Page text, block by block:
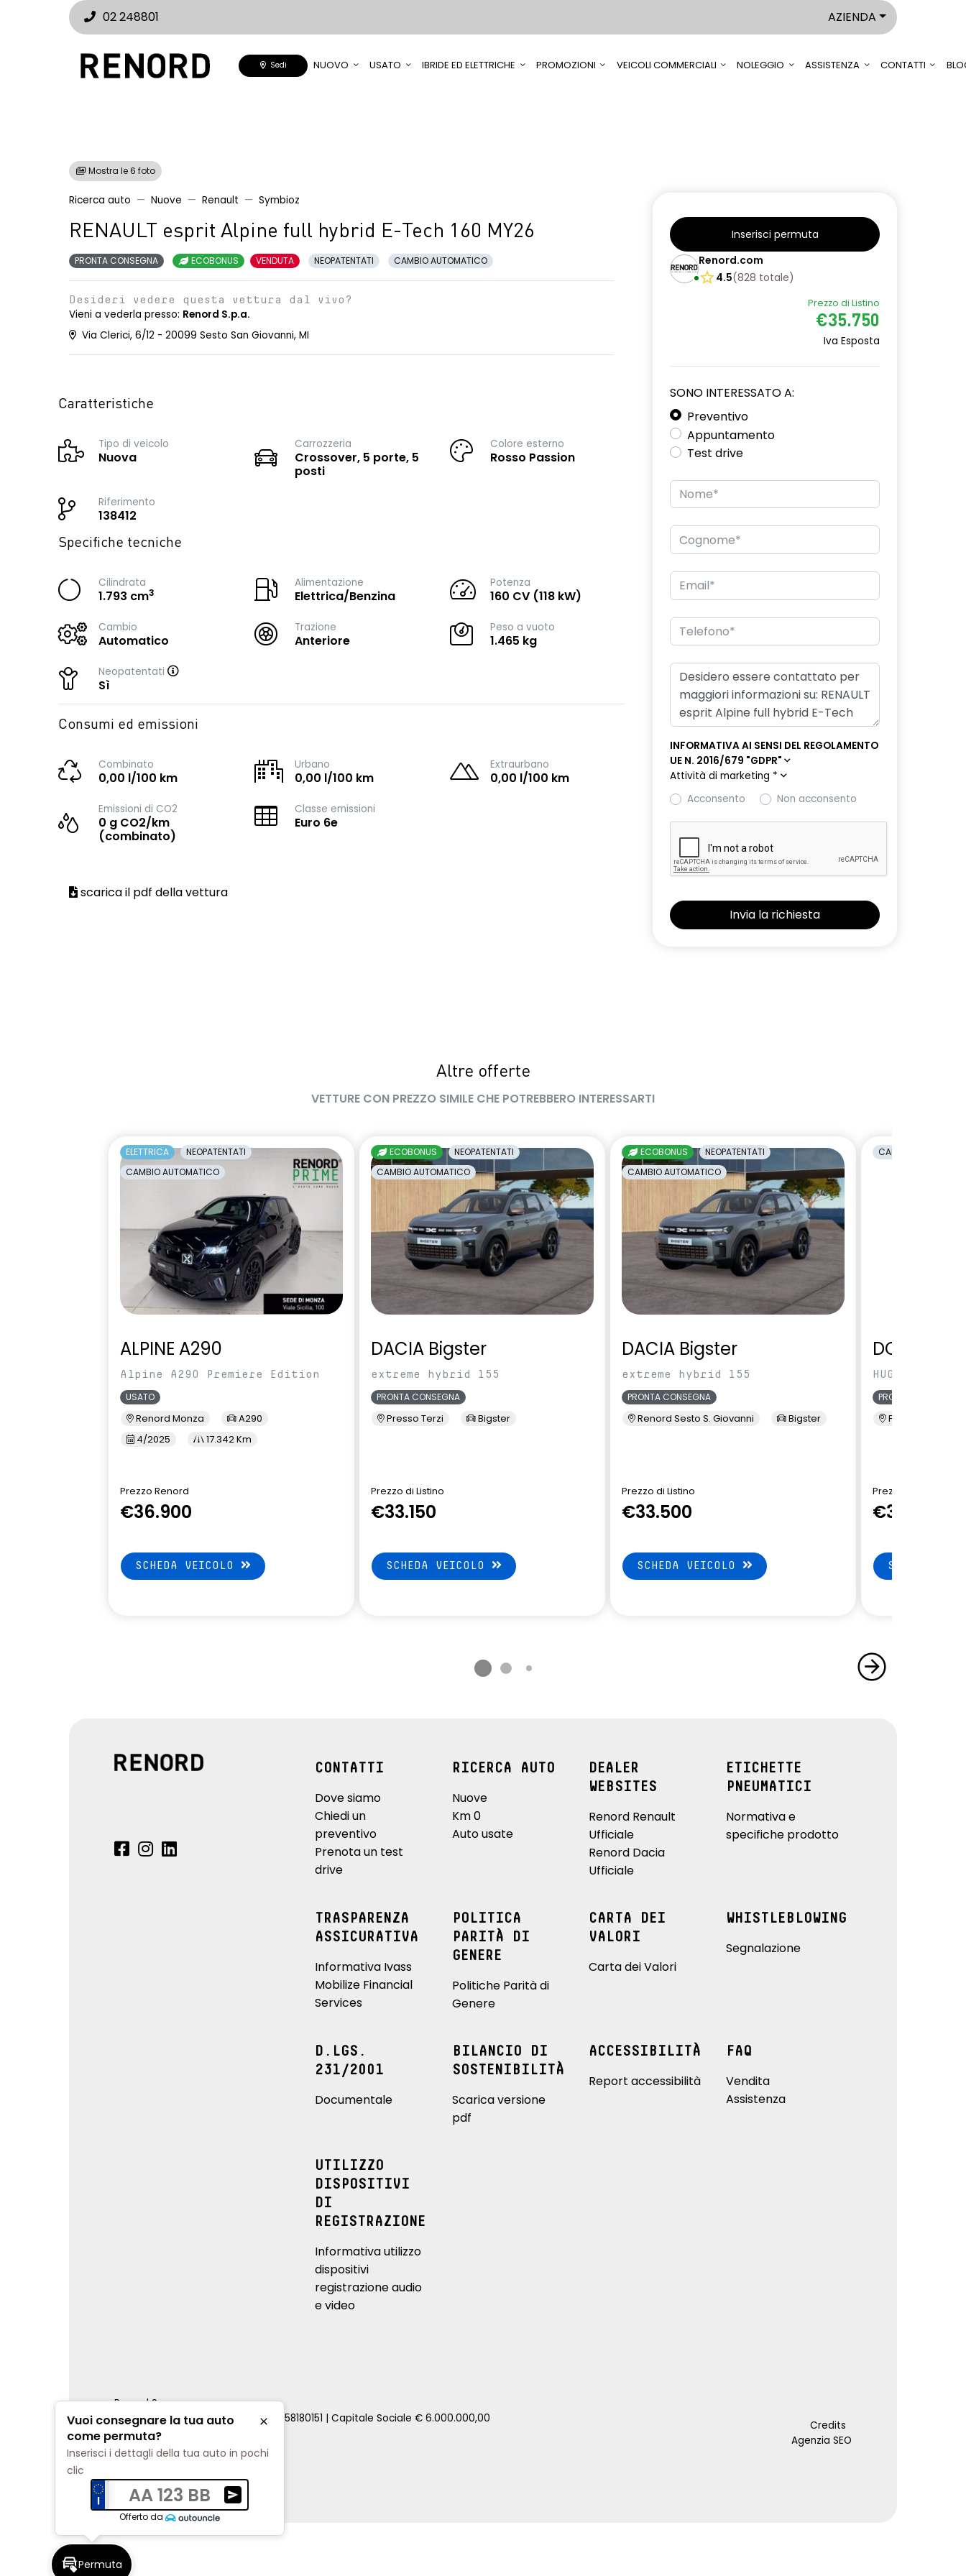
02 248801 AZIENDA
Sedi NUOVO USATO IBRIDE ED ELETTRICHE PROMOZIONI VEICOLI COMMERCIALI NOLEGGIO ASSISTENZA CONTATTI
Mostra le 6 foto
Ricerca auto Nuove Renault Symbioz
RENAULT esprit Alpine full hybrid E-Tech 160 MY26
PRONTA CONSEGNA ECOBONUS VENDUTA NEOPATENTATI CAMBIO AUTOMATICO
Desideri vedere questa vettura dal vivo?
Vieni a vederla presso: Renord S.p.a.
Via Clerici, 6/12 - 20099 Sesto San Giovanni, MI
Caratteristiche
Tipo di veicolo
Nuova
Carrozzeria
Crossover, 5 porte, 5
posti
Colore esterno
Rosso Passion
Riferimento
138412
Specifiche tecniche
Cilindrata
1.793 cm3
Alimentazione
Elettrica/Benzina
Potenza
160 CV (118 kW)
Cambio
Automatico
Trazione
Anteriore
Peso a vuoto
1.465 kg
Neopatentati
Sì
Consumi ed emissioni
Combinato
0,00 l/100 km
Urbano
0,00 l/100 km
Extraurbano
0,00 l/100 km
Emissioni di CO2
0 g CO2/km
(combinato)
Classe emissioni
Euro 6e
scarica il pdf della vettura
Inserisci permuta
Renord.com
4.5(828 totale)
Prezzo di Listino
€35.750
Iva Esposta
SONO INTERESSATO A:
Preventivo
Appuntamento
Test drive
INFORMATIVA AI SENSI DEL REGOLAMENTO
UE N. 2016/679 "GDPR"
Attività di marketing *
Acconsento
Non acconsento
Altre offerte
VETTURE CON PREZZO SIMILE CHE POTREBBERO INTERESSARTI
ELETTRICA
NEOPATENTATI
CAMBIO AUTOMATICO
ALPINE A290
Alpine A290 Premiere Edition
USATO
Renord Monza
A290
4/2025
17.342 Km
Prezzo Renord
€36.900
SCHEDA VEICOLO
ECOBONUS
NEOPATENTATI
CAMBIO AUTOMATICO
DACIA Bigster
extreme hybrid 155
PRONTA CONSEGNA
Presso Terzi Bigster
Prezzo di Listino
€33.150
SCHEDA VEICOLO
ECOBONUS
NEOPATENTATI
CAMBIO AUTOMATICO
DACIA Bigster
extreme hybrid 155
PRONTA CONSEGNA
Renord Sesto S. Giovanni Bigster
Prezzo di Listino
€33.500
SCHEDA VEICOLO
CAMBIO
HUGE HD120
PRONTA CONSEGNA
Presso Terzi
Prezzo di Listino
€35.649
SCHEDA
CONTATTI
Dove siamo
Chiedi un
preventivo
Prenota un test
drive
RICERCA AUTO
Nuove
Km 0
Auto usate
DEALER
WEBSITES
Renord Renault
Ufficiale
Renord Dacia
Ufficiale
ETICHETTE
PNEUMATICI
Normativa e
specifiche prodotto
TRASPARENZA
ASSICURATIVA
Informativa Ivass
Mobilize Financial
Services
POLITICA
PARITÀ DI
GENERE
Politiche Parità di
Genere
CARTA DEI
VALORI
Carta dei Valori
WHISTLEBLOWING
Segnalazione
D.LGS.
231/2001
Documentale
BILANCIO DI
SOSTENIBILITÀ
Scarica versione
pdf
ACCESSIBILITÀ
Report accessibilità
FAQ
Vendita
Assistenza
UTILIZZO
DISPOSITIVI
DI
REGISTRAZIONE
Informativa utilizzo
dispositivi
registrazione audio
e video
Renord S.p.a.
REA Milano 810796 | P.IVA e C.F. 00858180151 | Capitale Sociale € 6.000.000,00
Cookie Policy
Privacy Policy
Impostazioni di tracciamento
Credits
Agenzia SEO
Permuta
Vuoi consegnare la tua auto
come permuta?
Chiudi
Inserisci i dettagli della tua auto in pochi
clic
AA 123 BB
Ricevi una valutazione della tua auto senza impegno
Offerto da